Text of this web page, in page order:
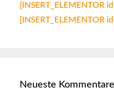
[INSERT_ELEMENTOR
[INSERT_ELEMENTOR
Neueste Kommentare